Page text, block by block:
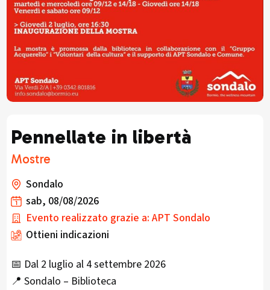
Pennellate in libertà
Mostre
Sondalo
sab, 08/08/2026
Evento realizzato grazie a: APT Sondalo
Ottieni indicazioni
📅 Dal 2 luglio al 4 settembre 2026
📍 Sondalo – Biblioteca